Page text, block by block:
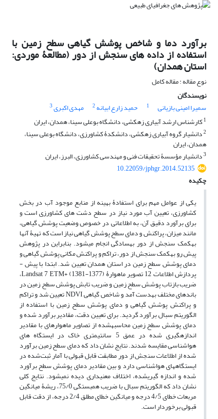
برآورد دما و شاخص پوشش گیاهی سطح زمین با
استفاده از داده های سنجش از دور (مطالعۀ موردی:
استان همدان)
نوع مقاله : مقاله کامل
نویسندگان
سمیرا امینی بازیانی
1 حمید زارع ابیانه 2 مهدی اکبری3
1کارشناس ارشد آبیاری زهکشی، دانشگاه بوعلی سینا، همدان، ایران
2دانشیار گروه آبیاری زهکشی، دانشکدۀ کشاورزی، دانشگاه بوعلی سینا،
همدان، ایران
3دانشیار مؤسسۀ تحقیقات فنی و مهندسی کشاورزی، البرز، ایران
10.22059/jphgr.2014.52135
چکیده
یکی از عوامل مهم برای استفادۀ بهینه از منابع موجود آب در بخش
کشاورزی، تعیین آب مورد نیاز در سطح دشت­ های کشاورزی است و
برای برآورد دقیق آن، به اطلاعاتی در خصوص وضعیت پوشش گیاهی،
مانند میزان، پراکنش و دمای سطح پوشش گیاهی نیاز است که تهیۀ آنها
به‎کمک سنجش از دور به‎سادگی انجام می‎شود. بنابراین در پژوهش
پیش رو به‎کمک سنجش از دور، تراکم و پراکنش مکانی پوشش گیاهی و
دمای پوشش سطح زمین در استان همدان تعیین شد. ابتدا با پیش ­
پردازش اطلاعات 12 تصویر ماهوارۀ Landsat 7 ETM+ (1381-1377)،
ضریب بازتاب پوشش سطح زمین و ضریب تابش پوشش سطح زمین در
باند­های مختلف به‎دست آمد و شاخص­ گیاهی NDVI تعیین شد و تراکم
و پراکنش پوشش گیاهی و دمای پوشش سطح زمین با استفاده از
الگوریتم سبال برآورد گردید. برای تعیین دقت، مقادیر برآورد شده و
دمای پوشش سطح زمین محاسبه‎شده از تصاویر ماهواره‎ای با مقادیر
اندازه­گیری شده در عمق 5 سانتی‎متری خاک در ایستگاه­ های
هواشناسی مقایسه شدند. نتایج نشان داد که دمای سطح زمین برآورد
شده از اطلاعات سنجش از دور مطابقت قابل قبولی با آمار ثبت‌شده در
ایستگاه­های هواشناسی دارد و بین مقادیر دمای پوشش سطح برآورد
شده و اندازه­ گیری‎شده، اختلاف معنی­داری دیده نمی‎شود. نتایج کلی
نشان داد که الگوریتم سبال با ضریب همبستگی 75/0، ریشۀ میانگین
مربعات خطای 4/5 درجه و میانگین خطای مطلق 2/4 درجه، از دقت قابل
قبولی برخوردار است.